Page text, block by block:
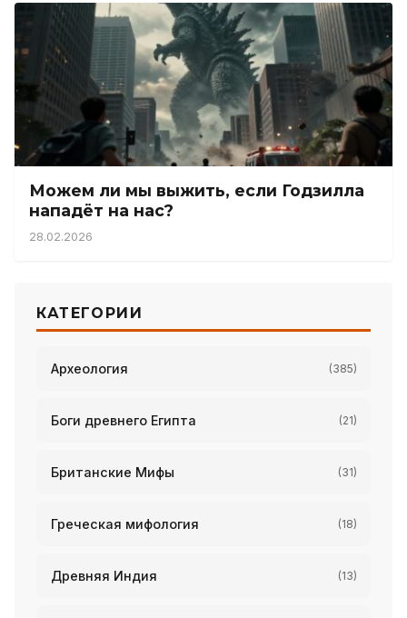
Можем ли мы выжить, если Годзилла
нападёт на нас?
28.02.2026
КАТЕГОРИИ
Археология (385)
Боги древнего Египта (21)
Британские Мифы (31)
Греческая мифология (18)
Древняя Индия (13)